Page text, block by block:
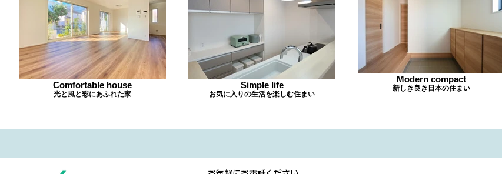
Comfortable house
光と風と彩にあふれた家
Simple life
お気に入りの生活を楽しむ住まい
Modern compact
新しき良き日本の住まい